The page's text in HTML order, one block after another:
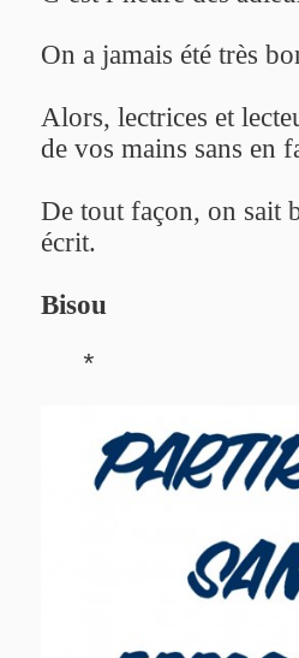
On a jamais été très
Alors, lectrices et
de vos mains sans en
De tout façon, on sait
écrit.
Bisou
*